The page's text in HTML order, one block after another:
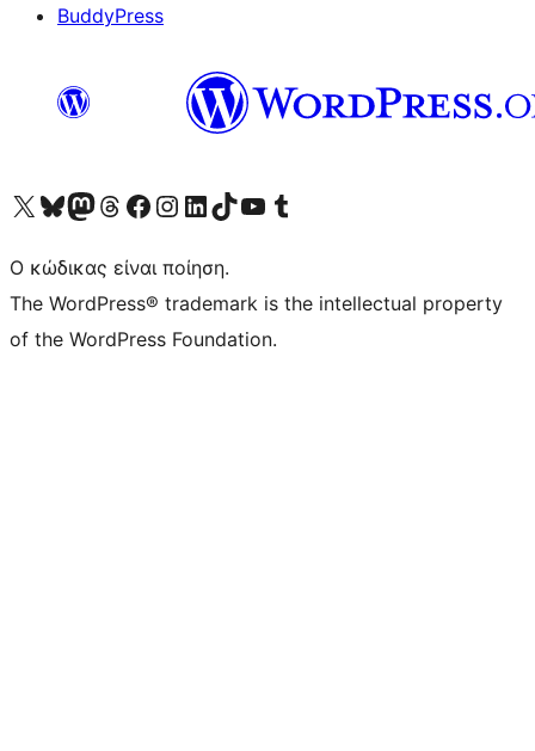
BuddyPress
Visit our X (formerly Twitter) account
Visit our Bluesky account
Επισκεφθείτε τον λογαριασμό μας στο Mastodon
Visit our Threads account
Επισκεφτείτε τη σελίδα μας στο Facebook
Επισκεφθείτε τον λογαριασμό μας Instagram
Επισκεφθείτε τον λογαριασμό μας LinkedIn
Visit our TikTok account
Visit our YouTube channel
Visit our Tumblr account
Ο κώδικας είναι ποίηση.
The WordPress® trademark is the intellectual property
of the WordPress Foundation.